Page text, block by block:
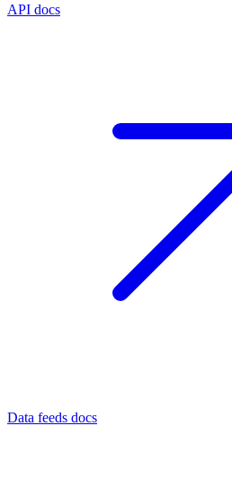
API docs
Data feeds docs